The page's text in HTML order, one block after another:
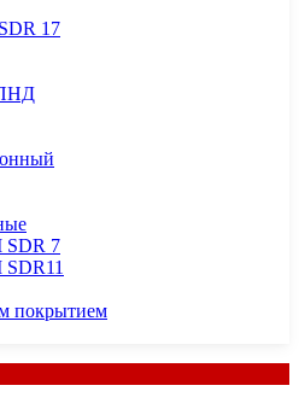
17
ПНД
SDR 7
покрытием